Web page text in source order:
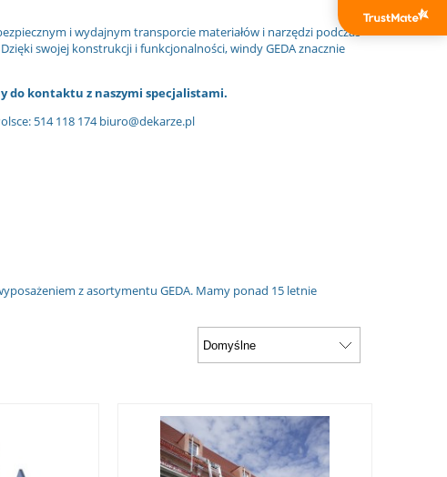
i wydajnym transporcie materiałów i narzędzi podczas
swojej konstrukcji i funkcjonalności, windy GEDA znacznie
do kontaktu z naszymi specjalistami.
514 118 174 biuro@dekarze.pl
z asortymentu GEDA. Mamy ponad 15 letnie